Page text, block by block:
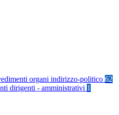
organi indirizzo-politico 62
dirigenti - amministrativi 1